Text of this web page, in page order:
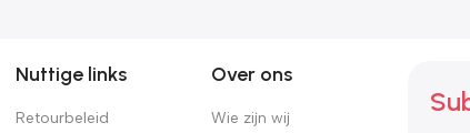
Nuttige links
Retourbeleid
Over ons
Wie zijn wij